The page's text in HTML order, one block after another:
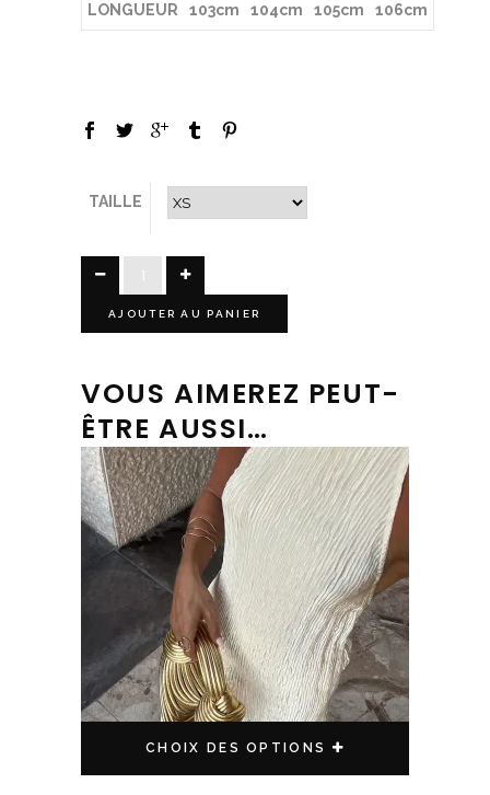
LONGUEUR 103cm 104cm 105cm 106cm
TAILLE
AJOUTER AU PANIER
VOUS AIMEREZ PEUT-
ÊTRE AUSSI…
CHOIX DES OPTIONS
Ce produit a plusieurs variations. Les options peuvent être choisies sur la page du produit